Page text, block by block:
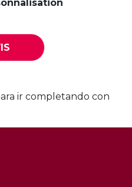
ir completando con